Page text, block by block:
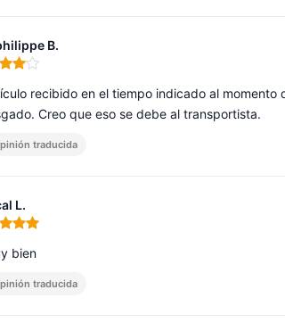
B.
4 de 5
recibido en el tiempo indicado al
Creo que eso se debe al transportista.
traducida
L.
5 de 5
bien
traducida